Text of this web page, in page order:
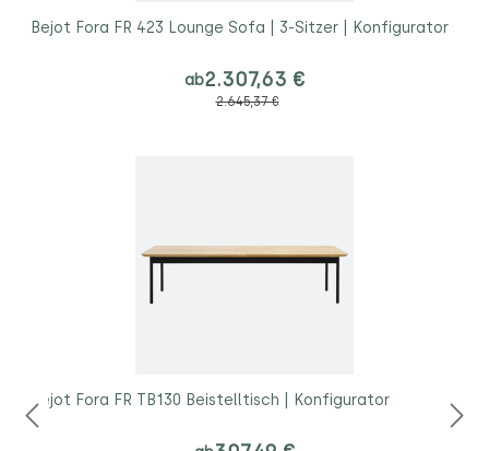
Bejot Fora FR 423 Lounge Sofa | 3-Sitzer | Konfigurator
ab2.307,63 €
2.645,37 €
Bejot Fora FR TB130 Beistelltisch | Konfigurator